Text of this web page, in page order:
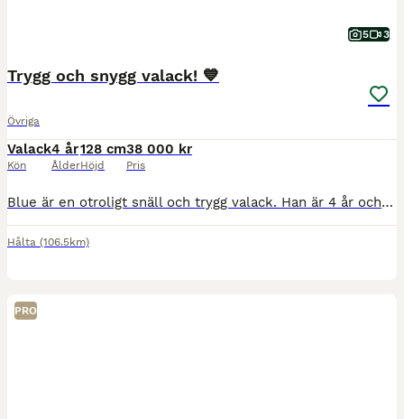
5 3
Trygg och snygg valack! 💙
Övriga
Valack
Kön
4 år
Ålder
128 cm
Höjd
38 000 kr
Pris
Blue är en otroligt snäll och trygg valack. Han är 4 år och 1.28 i mankhöjd. Väldigt positiv till arbete och rättar sig efter ryttaren. Såklart behöver han utbildas vidare pga ålder, men han lär sig a
Hålta (106.5km)
PRO